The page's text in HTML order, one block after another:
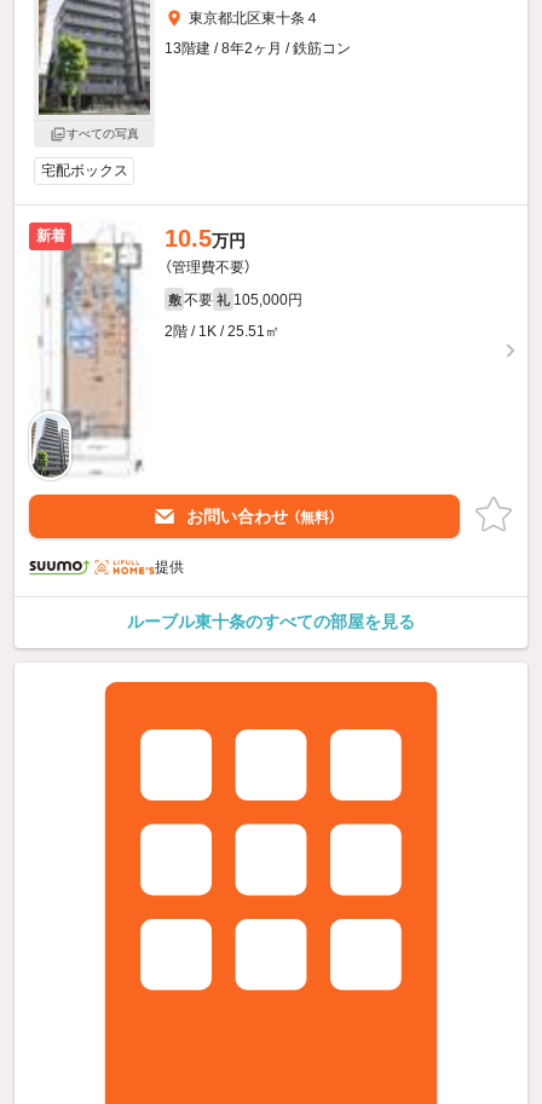
すべての写真
東京都北区東十条４
13階建 / 8年2ヶ月 / 鉄筋コン
宅配ボックス
新着 10.5万円
（管理費不要）
敷 不要 礼 105,000円
2階 / 1K / 25.51㎡
お問い合わせ （無料）
提供
ルーブル東十条のすべての部屋を見る